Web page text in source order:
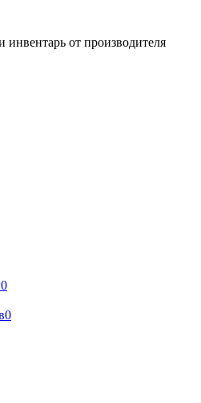
от производителя
0
0